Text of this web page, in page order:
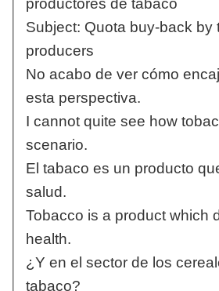
productores de tabaco
Subject: Quota buy-back by
producers
No acabo de ver cómo
esta perspectiva.
I cannot quite see how
scenario.
El tabaco es un producto
salud.
Tobacco is a product which
health.
¿Y en el sector de los
tabaco?